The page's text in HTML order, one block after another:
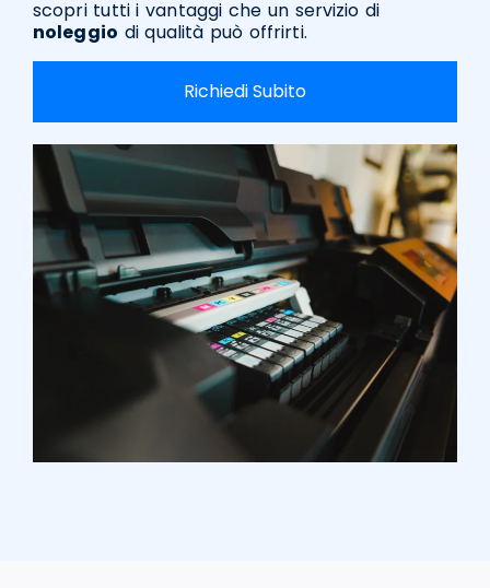
scopri tutti i vantaggi che un servizio di
noleggio di qualità può offrirti.
Richiedi Subito